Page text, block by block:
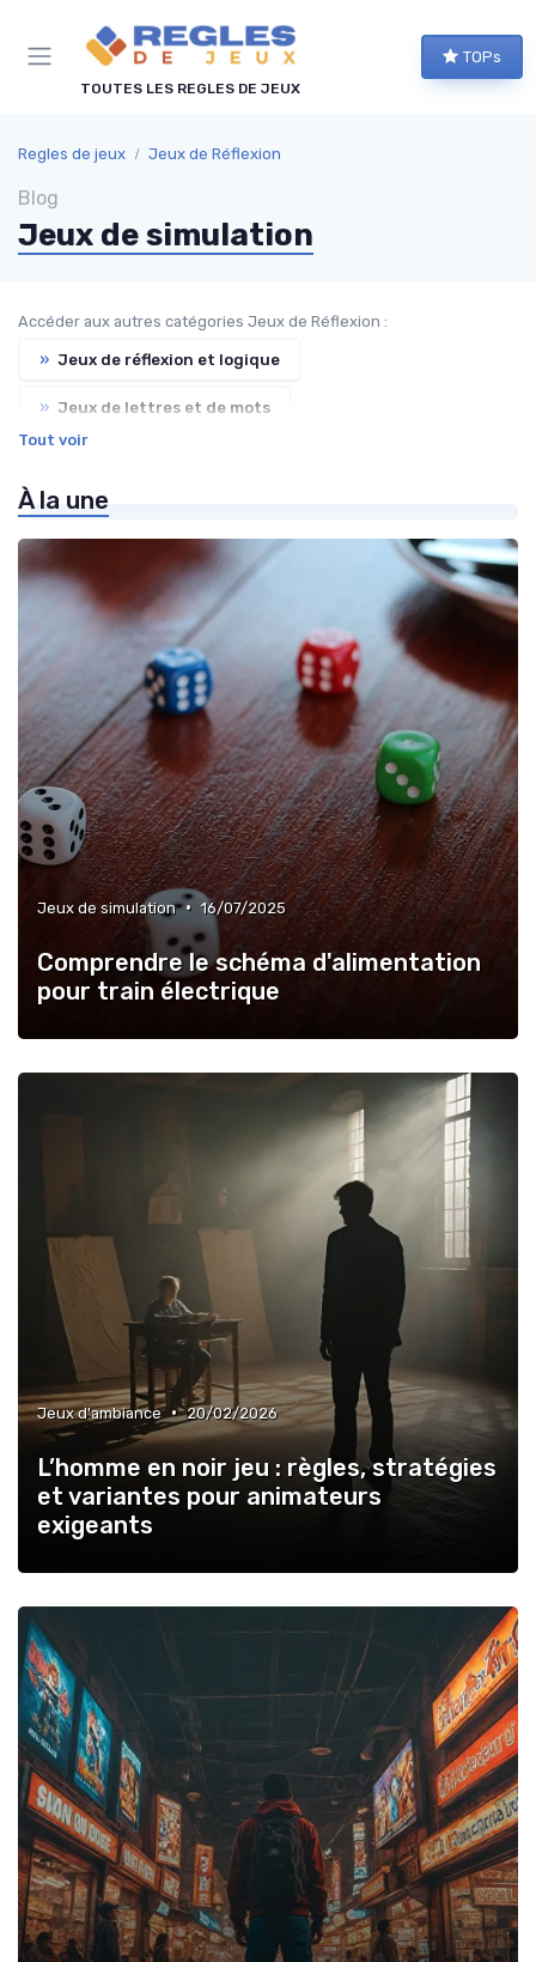
TOUTES LES REGLES DE JEUX
TOPs
Regles de jeux Jeux de Réflexion
Blog
Jeux de simulation
Accéder aux autres catégories Jeux de Réflexion :
» Jeux de réflexion et logique
» Jeux de lettres et de mots
» Jeux de puzzle
Tout voir
À la une
Jeux de simulation • 16/07/2025
Comprendre le schéma d'alimentation
pour train électrique
Jeux d'ambiance • 20/02/2026
L’homme en noir jeu : règles, stratégies
et variantes pour animateurs
exigeants